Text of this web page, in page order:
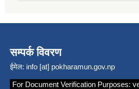
सम्पर्क विवरण
ईमेल: info [at] pokharamun.gov.np
For Document Verification Purposes: